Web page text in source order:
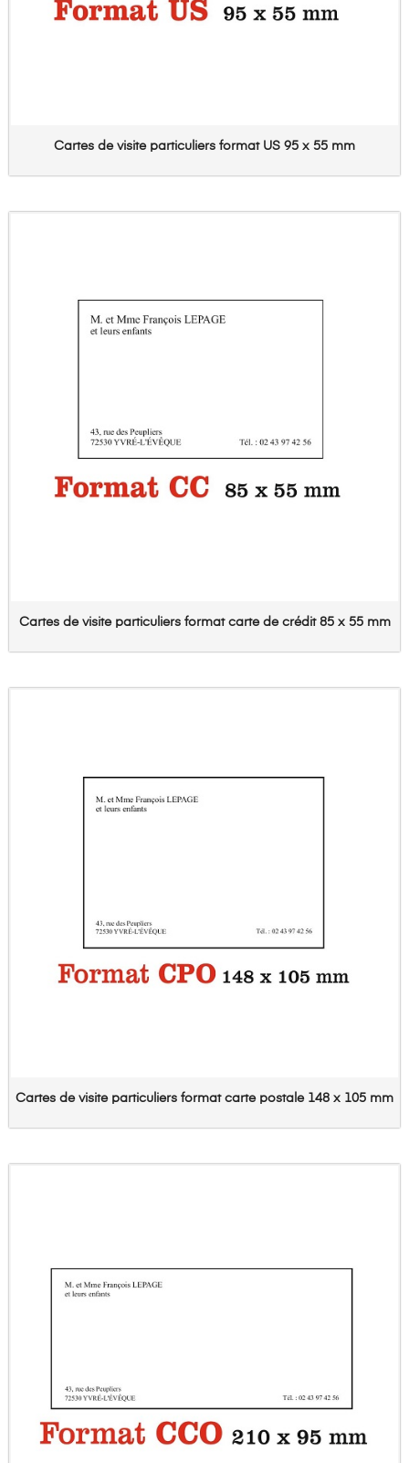
Cartes de visite particuliers format US 95 x 55 mm
Cartes de visite particuliers format carte de crédit 85 x 55 mm
Cartes de visite particuliers format carte postale 148 x 105 mm